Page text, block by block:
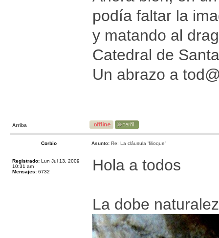
podía faltar la
y matando al
Catedral de
Un abrazo a
Arriba
Corbio Asunto: Re: La cláusula 'filioque'
Registrado: Lun Jul 13, 2009
10:31 am
Mensajes: 6732 Hola a todos
La dobe